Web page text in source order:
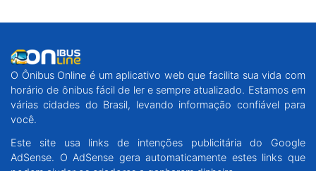
O Ônibus Online é um aplicativo web que facilita sua vida com
horário de ônibus fácil de ler e sempre atualizado. Estamos em
várias cidades do Brasil, levando informação confiável para
você.
Este site usa links de intenções publicitária do Google
AdSense. O AdSense gera automaticamente estes links que